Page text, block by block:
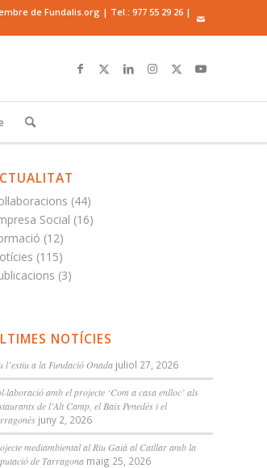
de Fundalis.org | Tel.: 977 55 29 26 |
(44)
Social (16)
(12)
(115)
(3)
NOTÍCIES
l’estiu a la Fundació Onada juliol 27, 2026
amb el projecte ‘Com a casa enlloc’ als
de l’Alt Camp, el Baix Penedès i el
juny 2, 2026
mediambiental al Riu Gaià al Catllar amb la
de Tarragona maig 25, 2026